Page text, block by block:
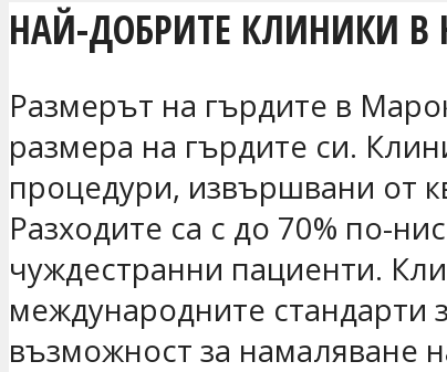
НАЙ-ДОБРИТЕ КЛИНИКИ В
Размерът на гърдите в
размера на гърдите си.
процедури, извършвани от
Разходите са с до 70% по-
чуждестранни пациенти.
международните стандарти
възможност за намаляване